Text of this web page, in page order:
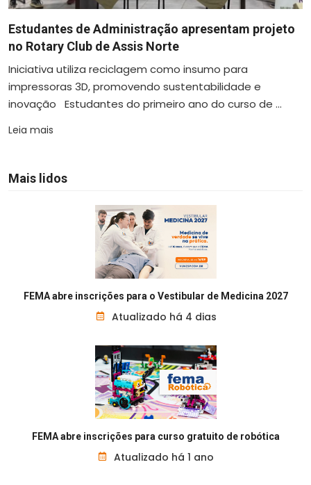
Estudantes de Administração apresentam projeto
no Rotary Club de Assis Norte
Iniciativa utiliza reciclagem como insumo para
impressoras 3D, promovendo sustentabilidade e
inovação Estudantes do primeiro ano do curso de ...
Leia mais
Mais lidos
FEMA abre inscrições para o Vestibular de Medicina 2027
Atualizado há 4 dias
FEMA abre inscrições para curso gratuito de robótica
Atualizado há 1 ano